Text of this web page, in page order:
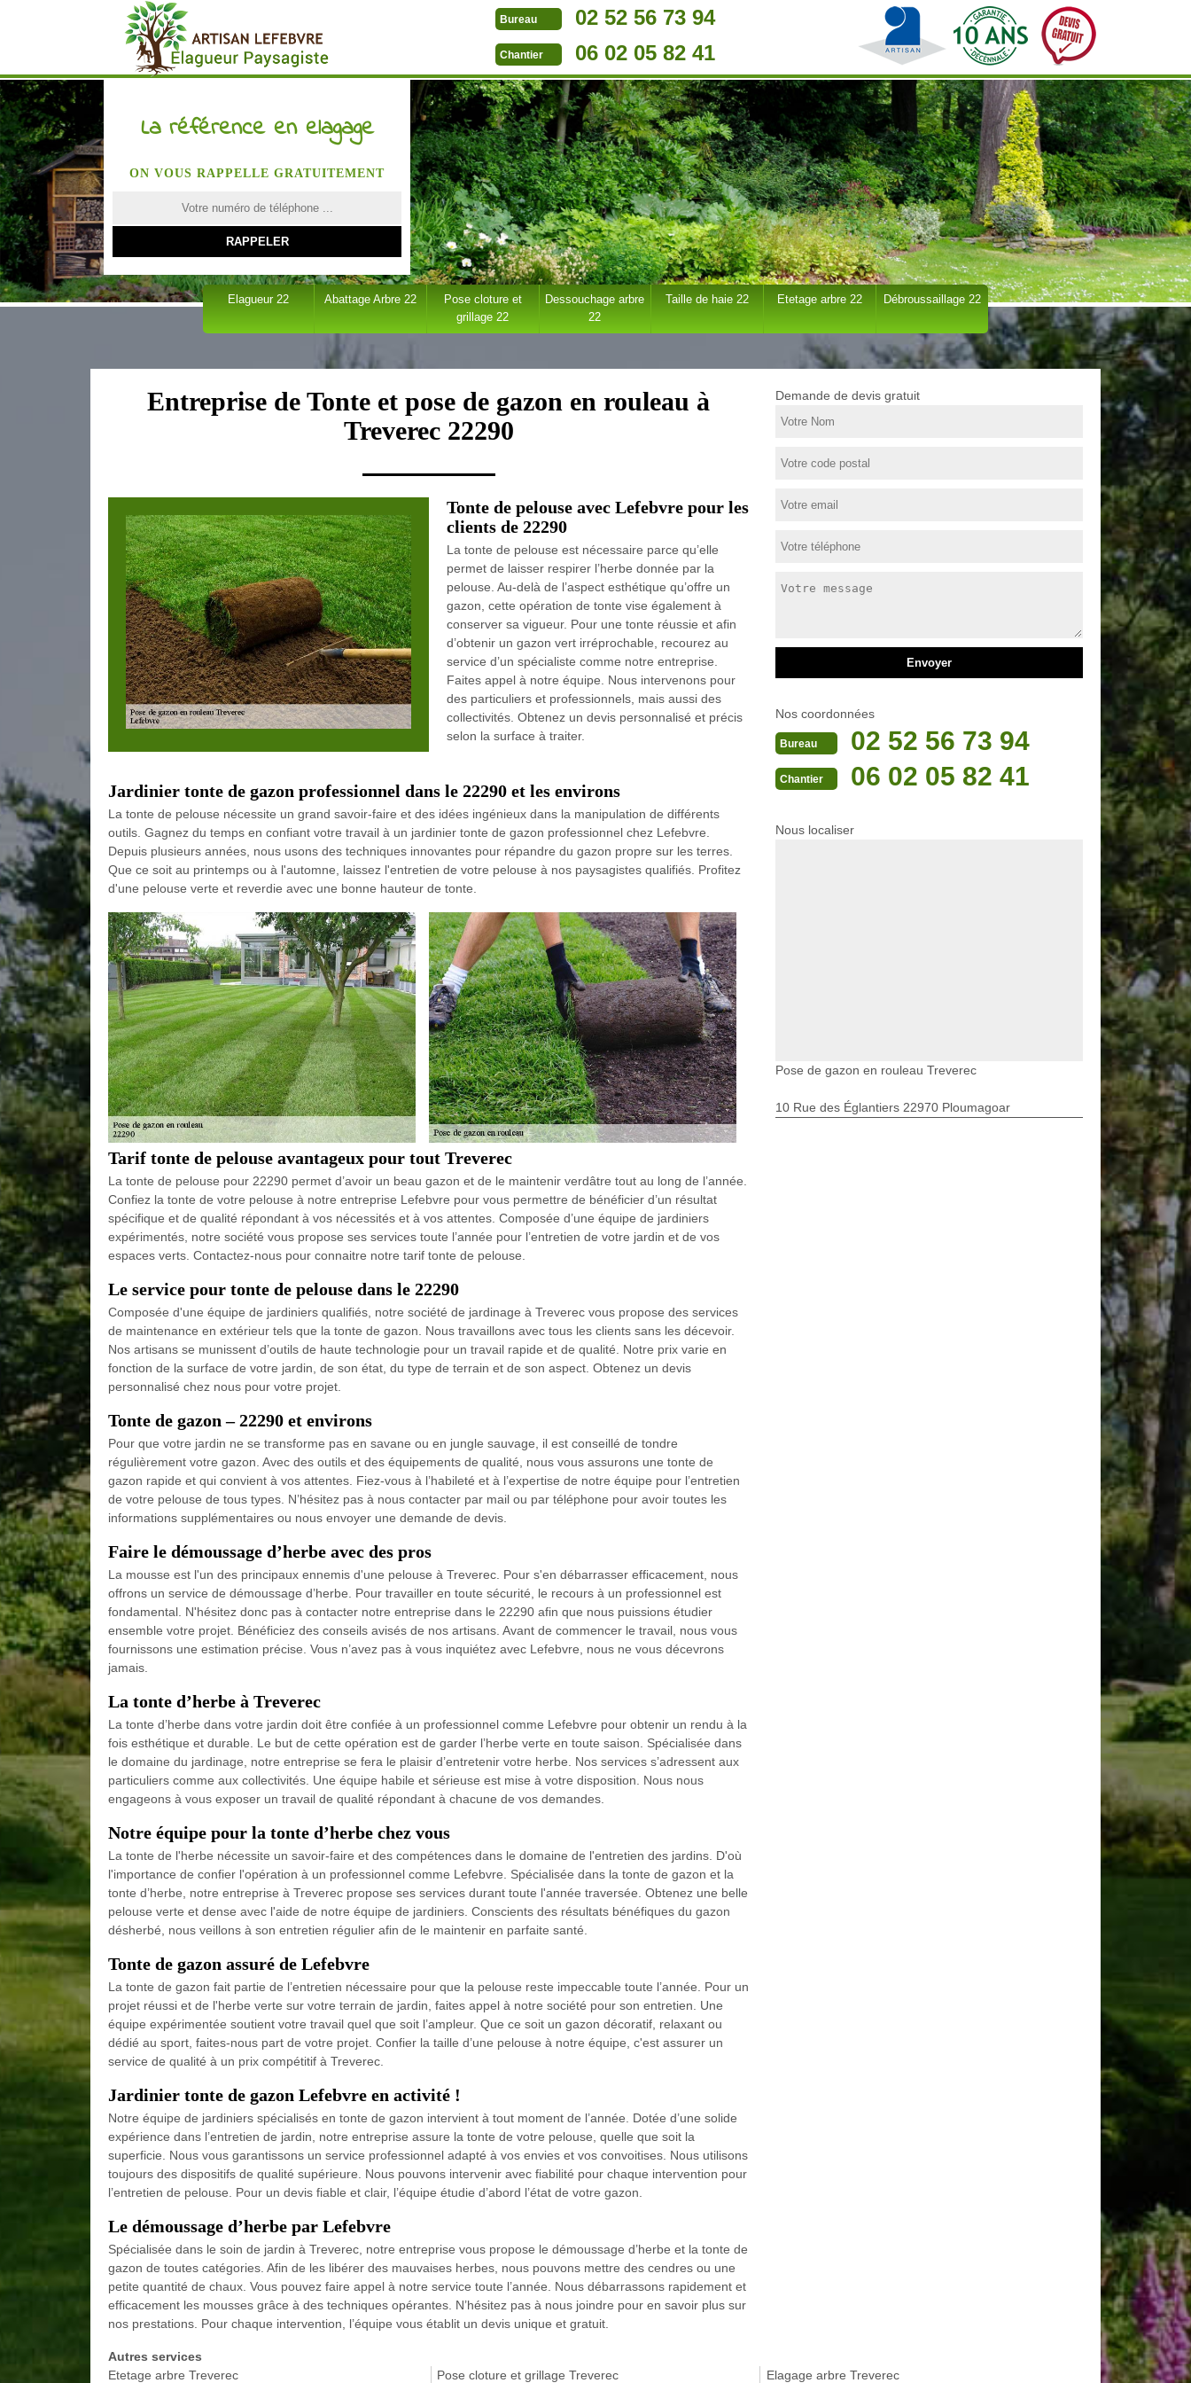
Bureau 02 52 56 73 94
Chantier 06 02 05 82 41
La référence en elagage
ON VOUS RAPPELLE GRATUITEMENT
Elagueur 22 Abattage Arbre 22
Pose cloture et
grillage 22
Dessouchage arbre
22
Taille de haie 22 Etetage arbre 22 Débroussaillage 22
Entreprise de Tonte et pose de gazon en rouleau à
Treverec 22290
Tonte de pelouse avec Lefebvre pour les
clients de 22290
La tonte de pelouse est nécessaire parce qu’elle
permet de laisser respirer l’herbe donnée par la
pelouse. Au-delà de l’aspect esthétique qu’offre un
gazon, cette opération de tonte vise également à
conserver sa vigueur. Pour une tonte réussie et afin
d’obtenir un gazon vert irréprochable, recourez au
service d’un spécialiste comme notre entreprise.
Faites appel à notre équipe. Nous intervenons pour
des particuliers et professionnels, mais aussi des
collectivités. Obtenez un devis personnalisé et précis
selon la surface à traiter.
Jardinier tonte de gazon professionnel dans le 22290 et les environs
La tonte de pelouse nécessite un grand savoir-faire et des idées ingénieux dans la manipulation de différents
outils. Gagnez du temps en confiant votre travail à un jardinier tonte de gazon professionnel chez Lefebvre.
Depuis plusieurs années, nous usons des techniques innovantes pour répandre du gazon propre sur les terres.
Que ce soit au printemps ou à l'automne, laissez l'entretien de votre pelouse à nos paysagistes qualifiés. Profitez
d'une pelouse verte et reverdie avec une bonne hauteur de tonte.
Tarif tonte de pelouse avantageux pour tout Treverec
La tonte de pelouse pour 22290 permet d’avoir un beau gazon et de le maintenir verdâtre tout au long de l’année.
Confiez la tonte de votre pelouse à notre entreprise Lefebvre pour vous permettre de bénéficier d’un résultat
spécifique et de qualité répondant à vos nécessités et à vos attentes. Composée d’une équipe de jardiniers
expérimentés, notre société vous propose ses services toute l’année pour l’entretien de votre jardin et de vos
espaces verts. Contactez-nous pour connaitre notre tarif tonte de pelouse.
Le service pour tonte de pelouse dans le 22290
Composée d'une équipe de jardiniers qualifiés, notre société de jardinage à Treverec vous propose des services
de maintenance en extérieur tels que la tonte de gazon. Nous travaillons avec tous les clients sans les décevoir.
Nos artisans se munissent d’outils de haute technologie pour un travail rapide et de qualité. Notre prix varie en
fonction de la surface de votre jardin, de son état, du type de terrain et de son aspect. Obtenez un devis
personnalisé chez nous pour votre projet.
Tonte de gazon – 22290 et environs
Pour que votre jardin ne se transforme pas en savane ou en jungle sauvage, il est conseillé de tondre
régulièrement votre gazon. Avec des outils et des équipements de qualité, nous vous assurons une tonte de
gazon rapide et qui convient à vos attentes. Fiez-vous à l’habileté et à l’expertise de notre équipe pour l’entretien
de votre pelouse de tous types. N’hésitez pas à nous contacter par mail ou par téléphone pour avoir toutes les
informations supplémentaires ou nous envoyer une demande de devis.
Faire le démoussage d’herbe avec des pros
La mousse est l'un des principaux ennemis d'une pelouse à Treverec. Pour s'en débarrasser efficacement, nous
offrons un service de démoussage d’herbe. Pour travailler en toute sécurité, le recours à un professionnel est
fondamental. N'hésitez donc pas à contacter notre entreprise dans le 22290 afin que nous puissions étudier
ensemble votre projet. Bénéficiez des conseils avisés de nos artisans. Avant de commencer le travail, nous vous
fournissons une estimation précise. Vous n’avez pas à vous inquiétez avec Lefebvre, nous ne vous décevrons
jamais.
La tonte d’herbe à Treverec
La tonte d’herbe dans votre jardin doit être confiée à un professionnel comme Lefebvre pour obtenir un rendu à la
fois esthétique et durable. Le but de cette opération est de garder l’herbe verte en toute saison. Spécialisée dans
le domaine du jardinage, notre entreprise se fera le plaisir d’entretenir votre herbe. Nos services s’adressent aux
particuliers comme aux collectivités. Une équipe habile et sérieuse est mise à votre disposition. Nous nous
engageons à vous exposer un travail de qualité répondant à chacune de vos demandes.
Notre équipe pour la tonte d’herbe chez vous
La tonte de l'herbe nécessite un savoir-faire et des compétences dans le domaine de l'entretien des jardins. D'où
l'importance de confier l'opération à un professionnel comme Lefebvre. Spécialisée dans la tonte de gazon et la
tonte d’herbe, notre entreprise à Treverec propose ses services durant toute l'année traversée. Obtenez une belle
pelouse verte et dense avec l'aide de notre équipe de jardiniers. Conscients des résultats bénéfiques du gazon
désherbé, nous veillons à son entretien régulier afin de le maintenir en parfaite santé.
Tonte de gazon assuré de Lefebvre
La tonte de gazon fait partie de l’entretien nécessaire pour que la pelouse reste impeccable toute l’année. Pour un
projet réussi et de l'herbe verte sur votre terrain de jardin, faites appel à notre société pour son entretien. Une
équipe expérimentée soutient votre travail quel que soit l’ampleur. Que ce soit un gazon décoratif, relaxant ou
dédié au sport, faites-nous part de votre projet. Confier la taille d’une pelouse à notre équipe, c'est assurer un
service de qualité à un prix compétitif à Treverec.
Jardinier tonte de gazon Lefebvre en activité !
Notre équipe de jardiniers spécialisés en tonte de gazon intervient à tout moment de l’année. Dotée d’une solide
expérience dans l’entretien de jardin, notre entreprise assure la tonte de votre pelouse, quelle que soit la
superficie. Nous vous garantissons un service professionnel adapté à vos envies et vos convoitises. Nous utilisons
toujours des dispositifs de qualité supérieure. Nous pouvons intervenir avec fiabilité pour chaque intervention pour
l’entretien de pelouse. Pour un devis fiable et clair, l’équipe étudie d’abord l’état de votre gazon.
Le démoussage d’herbe par Lefebvre
Spécialisée dans le soin de jardin à Treverec, notre entreprise vous propose le démoussage d’herbe et la tonte de
gazon de toutes catégories. Afin de les libérer des mauvaises herbes, nous pouvons mettre des cendres ou une
petite quantité de chaux. Vous pouvez faire appel à notre service toute l’année. Nous débarrassons rapidement et
efficacement les mousses grâce à des techniques opérantes. N’hésitez pas à nous joindre pour en savoir plus sur
nos prestations. Pour chaque intervention, l’équipe vous établit un devis unique et gratuit.
Demande de devis gratuit
Nos coordonnées
Bureau 02 52 56 73 94
Chantier 06 02 05 82 41
Nous localiser
Pose de gazon en rouleau Treverec
10 Rue des Églantiers 22970 Ploumagoar
Autres services
Etetage arbre Treverec
Pose cloture et grillage Treverec Elagage arbre Treverec